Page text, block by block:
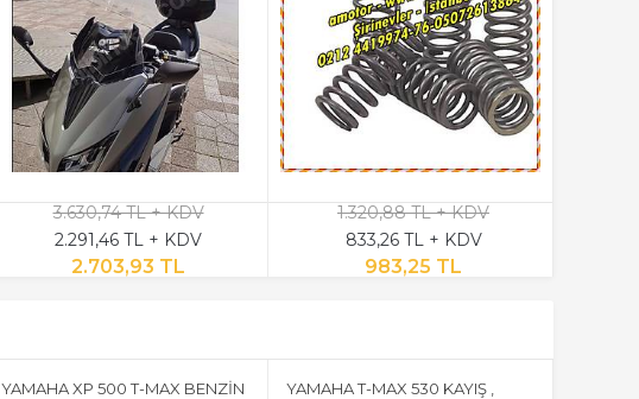
3.630,74 TL + KDV
2.291,46 TL + KDV
2.703,93 TL
1.320,88 TL + KDV
833,26 TL + KDV
983,25 TL
YAMAHA XP 500 T-MAX BENZİN
YAMAHA T-MAX 530 KAYIŞ ,